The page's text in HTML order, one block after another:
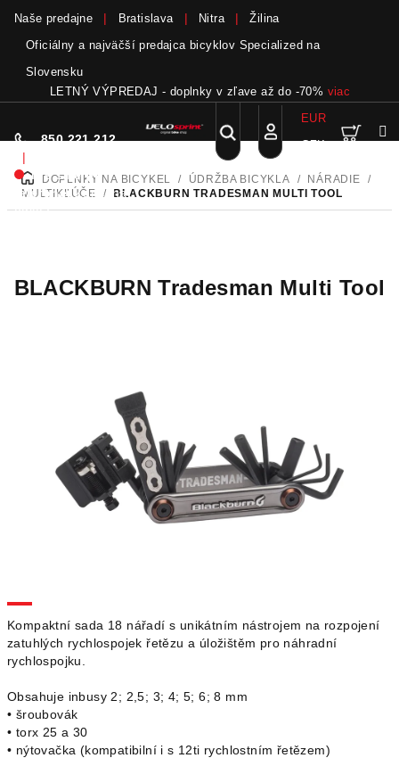
obsah
Naše predajne Bratislava Nitra
Žilina
Oficiálny a najväčší predajca bicyklov Specialized na
Slovensku
LETNÝ VÝPREDAJ - doplnky v zľave až do -70% viac
850 221 212
|
Nie sme pri
telefóne.Zanechať
odkaz
Hľadať
Prihlásenie
EUR
CZK
DOMOVDOPLNKY NA BICYKEL / ÚDRŽBA BICYKLA / NÁRADIE
/
MULTIKĽÚČE
/ BLACKBURN TRADESMAN MULTI TOOL
Kompaktní sada 18 nářadí s unikátním nástrojem na rozpojení
zatuhlých rychlospojek řetězu a úložištěm pro náhradní
rychlospojku.
Obsahuje inbusy 2; 2,5; 3; 4; 5; 6; 8 mm
• šroubovák
• torx 25 a 30
• nýtovačka (kompatibilní i s 12ti rychlostním řetězem)
BLACKBURN Tradesman Multi Tool